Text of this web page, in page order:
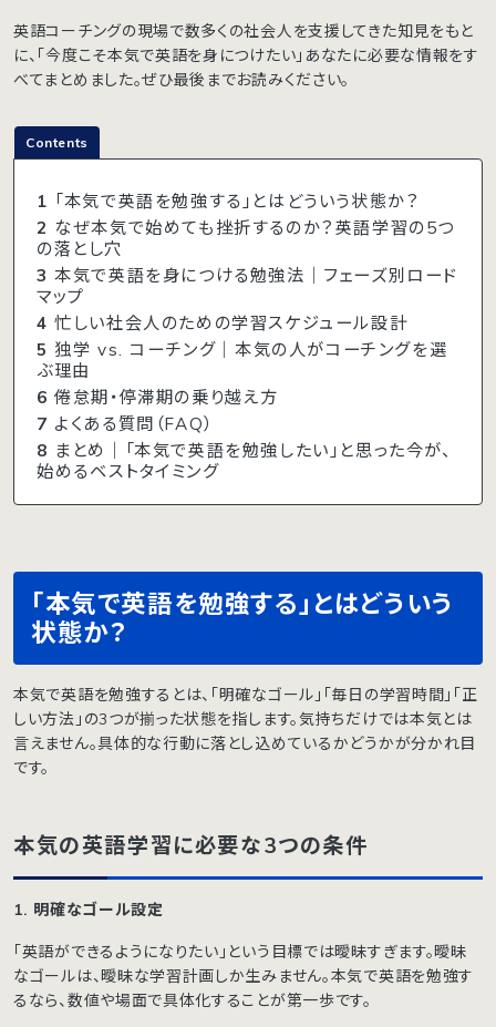
英語コーチングの現場で数多くの社会人を支援してきた知見をもと
に、「今度こそ本気で英語を身につけたい」あなたに必要な情報をす
べてまとめました。ぜひ最後までお読みください。
Contents
1 「本気で英語を勉強する」とはどういう状態か？
2 なぜ本気で始めても挫折するのか？英語学習の5つ
の落とし穴
3 本気で英語を身につける勉強法｜フェーズ別ロード
マップ
4 忙しい社会人のための学習スケジュール設計
5 独学 vs. コーチング｜本気の人がコーチングを選
ぶ理由
6 倦怠期・停滞期の乗り越え方
7 よくある質問（FAQ）
8 まとめ｜「本気で英語を勉強したい」と思った今が、
始めるベストタイミング
「本気で英語を勉強する」とはどういう
状態か？
本気で英語を勉強するとは、「明確なゴール」「毎日の学習時間」「正
しい方法」の3つが揃った状態を指します。気持ちだけでは本気とは
言えません。具体的な行動に落とし込めているかどうかが分かれ目
です。
本気の英語学習に必要な3つの条件
1. 明確なゴール設定
「英語ができるようになりたい」という目標では曖昧すぎます。曖昧
なゴールは、曖昧な学習計画しか生みません。本気で英語を勉強す
るなら、数値や場面で具体化することが第一歩です。